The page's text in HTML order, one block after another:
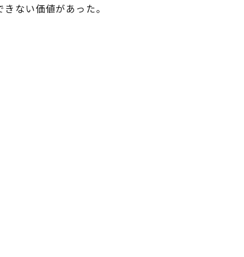
ない価値があった。